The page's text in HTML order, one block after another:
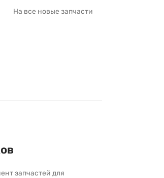
На все новые запчасти
запчастей для